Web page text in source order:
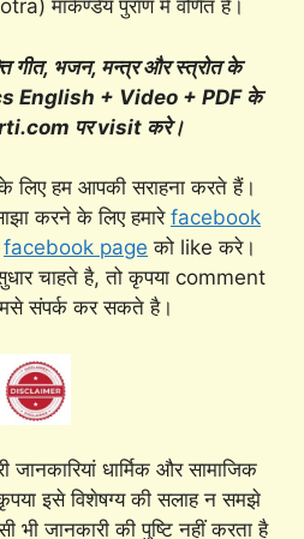
मार्कण्डेय पुराण में वर्णित है।
गीत, भजन, मन्त्र और स्त्रोत के
English + Video + PDF के
पर visit करे।
लिए हम आपकी सराहना करते हैं।
करने के लिए हमारे facebook
facebook page को like करे।
चाहते है, तो कृपया comment
संपर्क कर सकते है।
जानकारियां धार्मिक और सामाजिक
इसे विशेषग्य की सलाह न समझे
जानकारी की पुष्टि नहीं करता है